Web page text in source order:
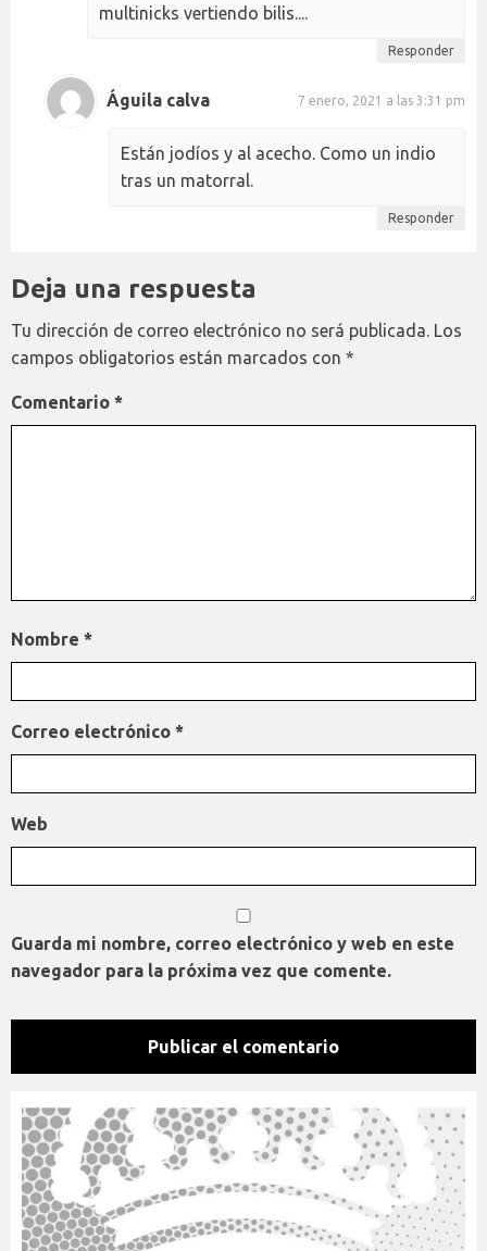
multinicks vertiendo bilis....
Responder
Águila calva 7 enero, 2021 a las 3:31 pm
Están jodíos y al acecho. Como un indio
tras un matorral.
Responder
Deja una respuesta
Tu dirección de correo electrónico no será publicada. Los
campos obligatorios están marcados con *
Comentario *
Nombre *
Correo electrónico *
Web
Guarda mi nombre, correo electrónico y web en este
navegador para la próxima vez que comente.